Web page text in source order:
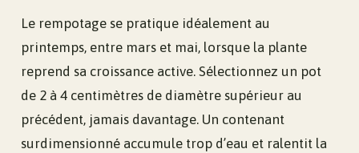
Le rempotage se pratique idéalement au
printemps, entre mars et mai, lorsque la plante
reprend sa croissance active. Sélectionnez un pot
de 2 à 4 centimètres de diamètre supérieur au
précédent, jamais davantage. Un contenant
surdimensionné accumule trop d’eau et ralentit la